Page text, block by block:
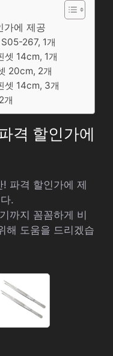
가에 제공
267, 1개
셋 14cm, 1개
20cm, 2개
셋 14cm, 3개
개
격 할인가에
파격 할인가에 제
.
까지 꼼꼼하게 비
해 도움을 드리겠습